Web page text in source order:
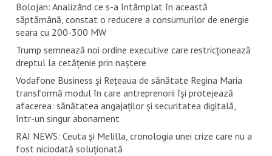
Bolojan: Analizând ce s-a întâmplat în această
săptămână, constat o reducere a consumurilor de energie
seara cu 200-300 MW
Trump semnează noi ordine executive care restricţionează
dreptul la cetăţenie prin naştere
Vodafone Business și Rețeaua de sănătate Regina Maria
transformă modul în care antreprenorii își protejează
afacerea: sănătatea angajaților și securitatea digitală,
într-un singur abonament
RAI NEWS: Ceuta și Melilla, cronologia unei crize care nu a
fost niciodată soluționată